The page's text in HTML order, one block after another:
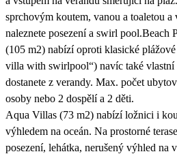
sprchovým koutem, vanou a toaletou a
naleznete posezení a swirl
(105 m2) nabízí oproti klasické
villa with swirlpool“) navíc také vlastní
dostanete z verandy. Max. počet
osoby nebo 2 dospělí a 2 děti.
Aqua Villas (73 m2) nabízí ložnici i
výhledem na oceán. Na prostorné
posezení, lehátka, nerušený výhled na